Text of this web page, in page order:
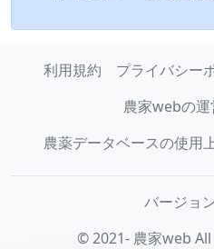
利用規約 プライバシー
農家webの運
農薬データベースの使用
バージョ
© 2021- 農家web